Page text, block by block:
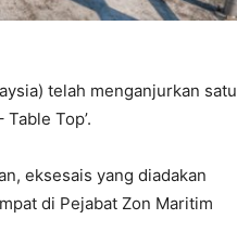
telah menganjurkan satu
Top’.
eksesais yang diadakan
di Pejabat Zon Maritim